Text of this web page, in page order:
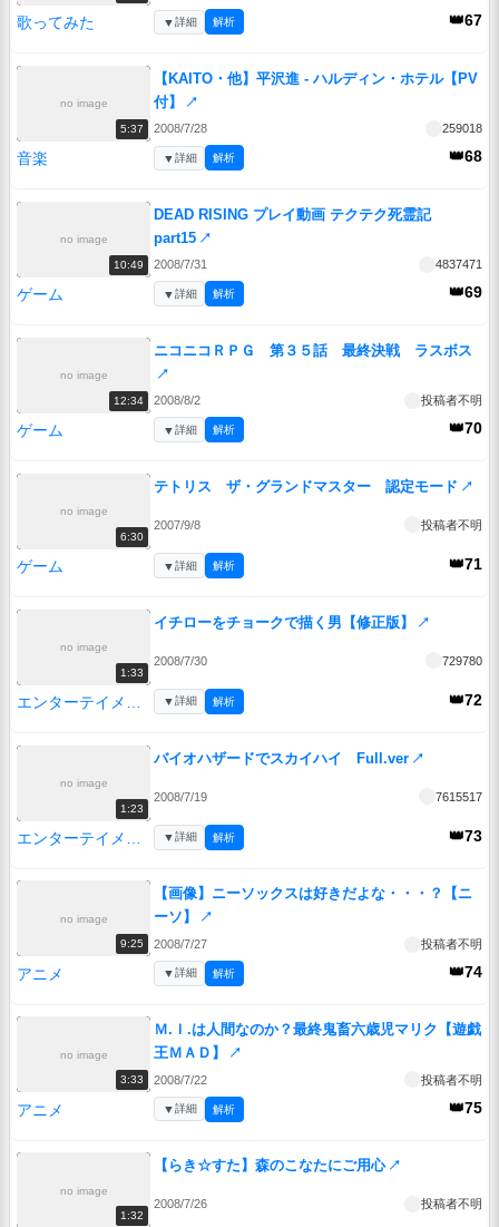
歌ってみた 👑67
▼詳細 解析
no image
5:37
【KAITO・他】平沢進 - ハルディン・ホテル【PV
付】
↗
2008/7/28 259018
音楽 👑68
▼詳細 解析
no image
10:49
DEAD RISING プレイ動画 テクテク死霊記
part15 ↗
2008/7/31 4837471
ゲーム 👑69
▼詳細 解析
no image
12:34
ニコニコＲＰＧ 第３５話 最終決戦 ラスボス
↗
2008/8/2 投稿者不明
ゲーム 👑70
▼詳細 解析
no image
6:30
テトリス ザ・グランドマスター 認定モード ↗
2007/9/8 投稿者不明
ゲーム 👑71
▼詳細 解析
no image
1:33
イチローをチョークで描く男【修正版】 ↗
2008/7/30 729780
👑72
▼詳細 解析
no image
1:23
バイオハザードでスカイハイ Full.ver ↗
2008/7/19 7615517
👑73
▼詳細 解析
no image
9:25
【画像】ニーソックスは好きだよな・・・？【ニ
ーソ】
↗
2008/7/27 投稿者不明
アニメ 👑74
▼詳細 解析
no image
3:33
Ｍ.Ｉ.は人間なのか？最終鬼畜六歳児マリク【遊戯
王ＭＡＤ】
↗
2008/7/22 投稿者不明
アニメ 👑75
▼詳細 解析
no image
1:32
【らき☆すた】森のこなたにご用心 ↗
2008/7/26 投稿者不明